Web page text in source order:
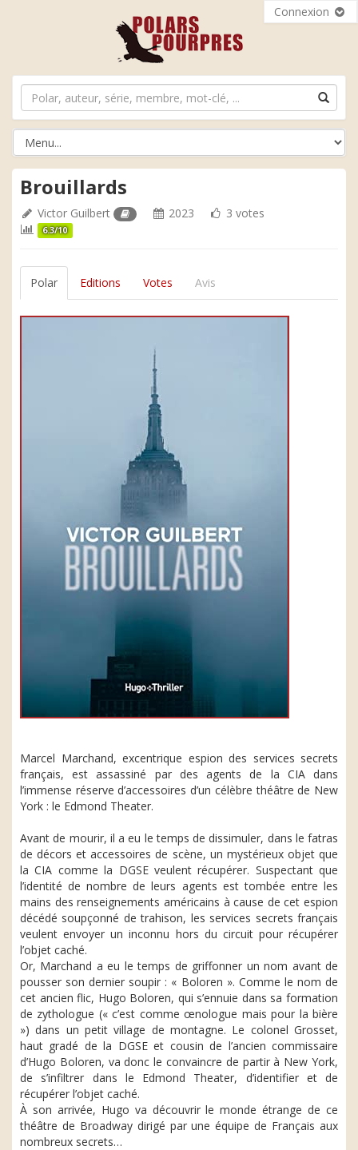
Connexion
Brouillards
Victor Guilbert 2023 3 votes
6.3/10
Polar Editions Votes Avis
Marcel Marchand, excentrique espion des services secrets
français, est assassiné par des agents de la CIA dans
l’immense réserve d’accessoires d’un célèbre théâtre de New
York : le Edmond Theater.
Avant de mourir, il a eu le temps de dissimuler, dans le fatras
de décors et accessoires de scène, un mystérieux objet que
la CIA comme la DGSE veulent récupérer. Suspectant que
l’identité de nombre de leurs agents est tombée entre les
mains des renseignements américains à cause de cet espion
décédé soupçonné de trahison, les services secrets français
veulent envoyer un inconnu hors du circuit pour récupérer
l’objet caché.
Or, Marchand a eu le temps de griffonner un nom avant de
pousser son dernier soupir : « Boloren ». Comme le nom de
cet ancien flic, Hugo Boloren, qui s’ennuie dans sa formation
de zythologue (« c’est comme œnologue mais pour la bière
») dans un petit village de montagne. Le colonel Grosset,
haut gradé de la DGSE et cousin de l’ancien commissaire
d’Hugo Boloren, va donc le convaincre de partir à New York,
de s’infiltrer dans le Edmond Theater, d’identifier et de
récupérer l’objet caché.
À son arrivée, Hugo va découvrir le monde étrange de ce
théâtre de Broadway dirigé par une équipe de Français aux
nombreux secrets…